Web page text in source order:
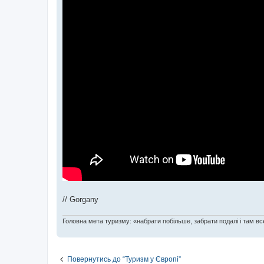
// Gorgany
Головна мета туризму: «набрати побільше, забрати подалі і там
Повернутись до “Туризм у Європі”